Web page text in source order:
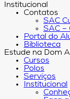
Institucional
Contatos
SAC
SAC –
Portal do
Biblioteca
Estude na Dom
Cursos
Polos
Serviços
Institucional